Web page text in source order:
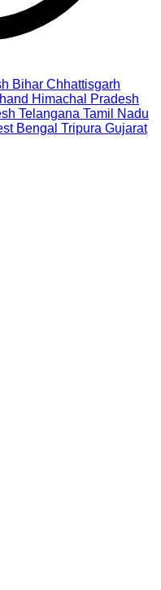
Bihar Chhattisgarh
Himachal Pradesh
Telangana Tamil Nadu
Bengal Tripura Gujarat